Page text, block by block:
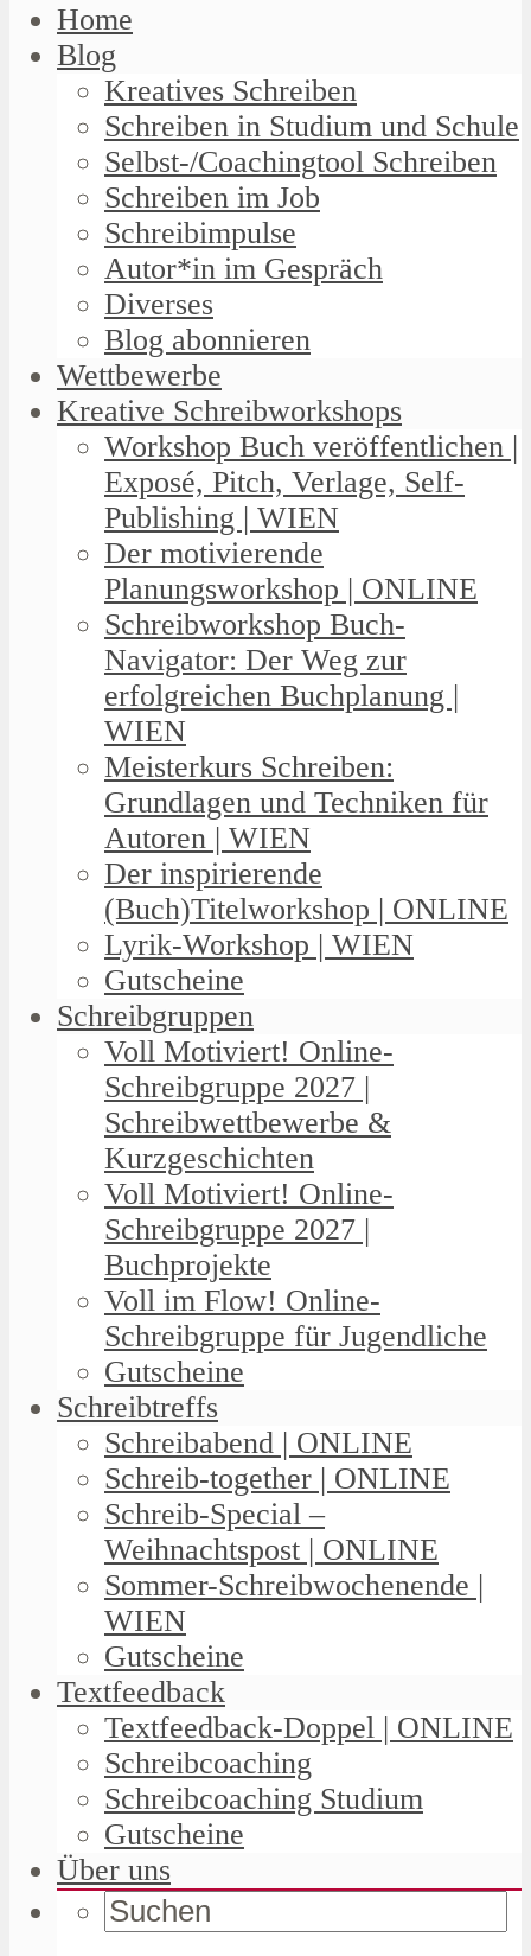
Home
Blog
Kreatives Schreiben
Schreiben in Studium und Schule
Selbst-/Coachingtool Schreiben
Schreiben im Job
Schreibimpulse
Autor*in im Gespräch
Diverses
Blog abonnieren
Wettbewerbe
Kreative Schreibworkshops
Workshop Buch veröffentlichen |
Exposé, Pitch, Verlage, Self-
Publishing | WIEN
Der motivierende
Planungsworkshop | ONLINE
Schreibworkshop Buch-
Navigator: Der Weg zur
erfolgreichen Buchplanung |
WIEN
Meisterkurs Schreiben:
Grundlagen und Techniken für
Autoren | WIEN
Der inspirierende
(Buch)Titelworkshop | ONLINE
Lyrik-Workshop | WIEN
Gutscheine
Schreibgruppen
Voll Motiviert! Online-
Schreibgruppe 2027 |
Schreibwettbewerbe &
Kurzgeschichten
Voll Motiviert! Online-
Schreibgruppe 2027 |
Buchprojekte
Voll im Flow! Online-
Schreibgruppe für Jugendliche
Gutscheine
Schreibtreffs
Schreibabend | ONLINE
Schreib-together | ONLINE
Schreib-Special –
Weihnachtspost | ONLINE
Sommer-Schreibwochenende |
WIEN
Gutscheine
Textfeedback
Textfeedback-Doppel | ONLINE
Schreibcoaching
Schreibcoaching Studium
Gutscheine
Über uns